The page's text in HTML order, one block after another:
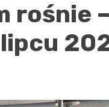
rośnie